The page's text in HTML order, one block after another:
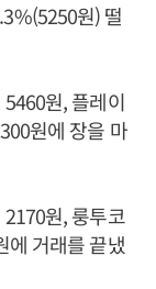
원) 떨
원, 플레이
원에 장을 마
원, 룽투코
에 거래를 끝냈